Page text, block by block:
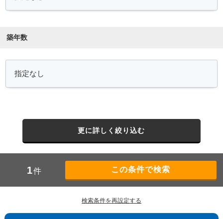
築年数
更に詳しく絞り込む
1件
検索条件を再設定する